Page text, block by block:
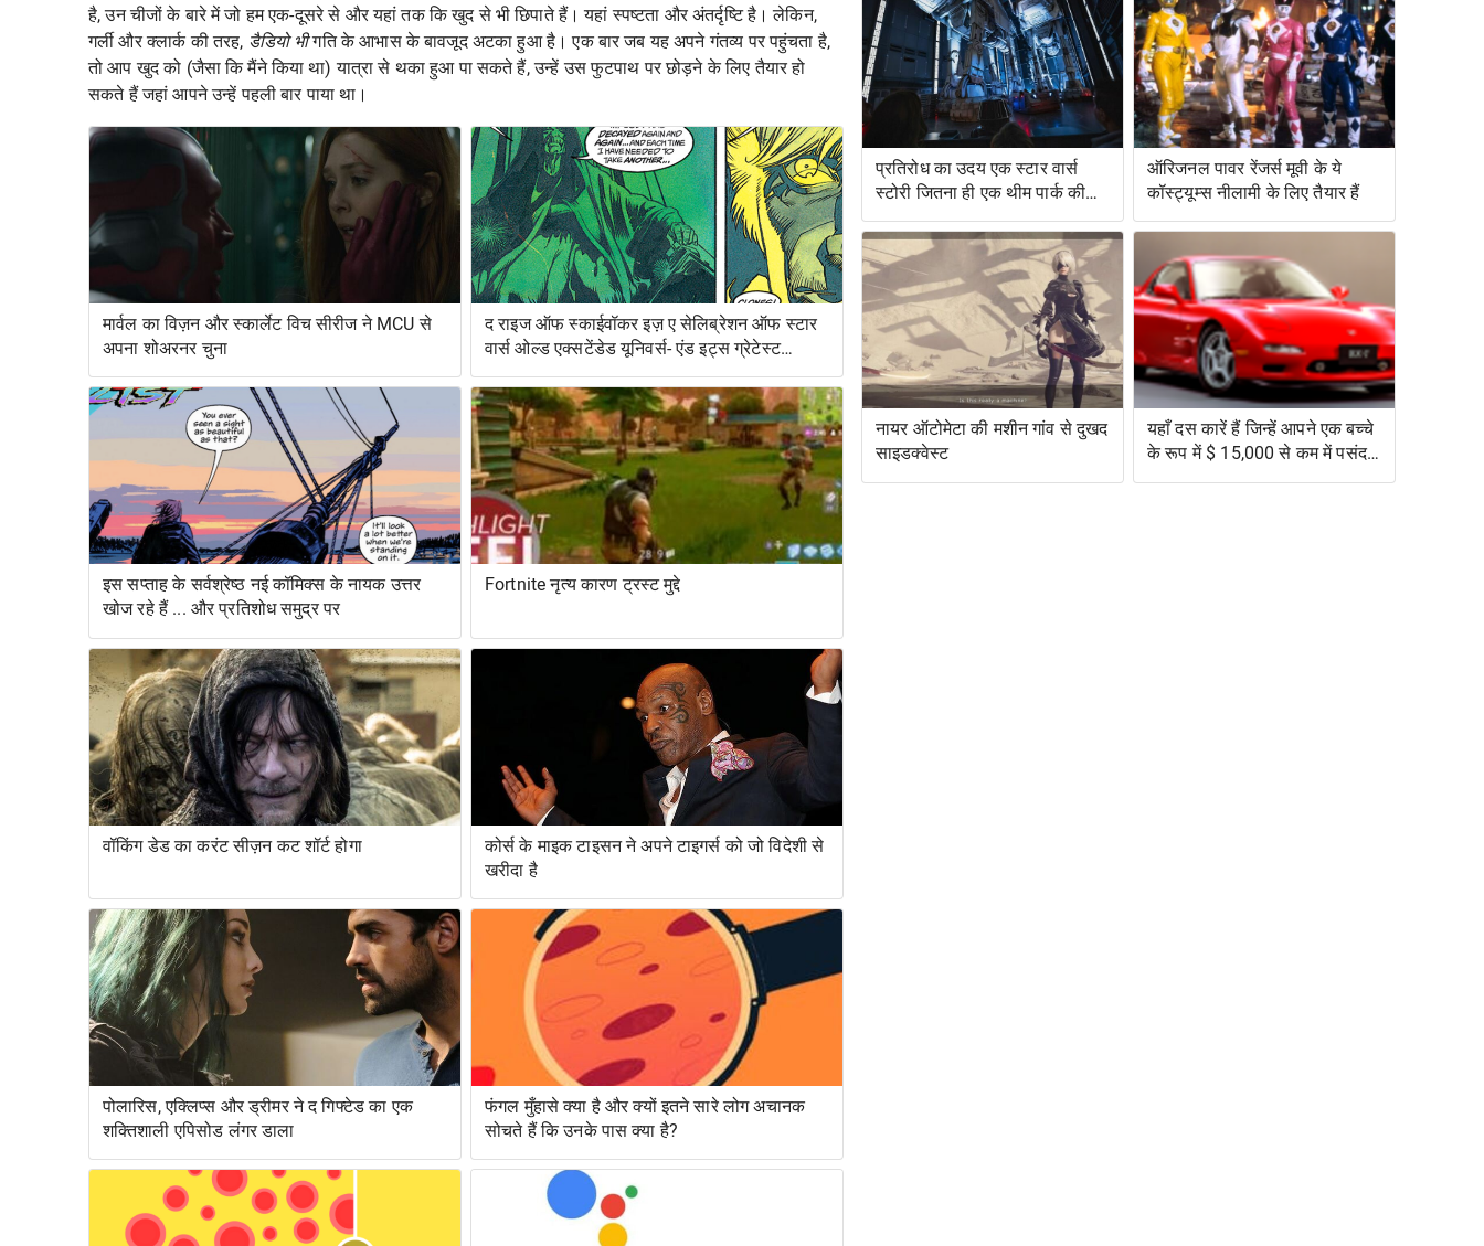
है, उन चीजों के बारे में जो हम एक-दूसरे से और यहां तक ​​कि खुद से भी छिपाते हैं। यहां स्पष्टता और अंतर्दृष्टि है। लेकिन,
गर्ली और क्लार्क की तरह, डैडियो भीगति के आभास के बावजूद अटका हुआ है। एक बार जब यह अपने गंतव्य पर पहुंचता है,
तो आप खुद को (जैसा कि मैंने किया था) यात्रा से थका हुआ पा सकते हैं, उन्हें उस फुटपाथ पर छोड़ने के लिए तैयार हो
सकते हैं जहां आपने उन्हें पहली बार पाया था।
मार्वल का विज़न और स्कार्लेट विच सीरीज ने MCU से
अपना शोअरनर चुना
द राइज ऑफ स्काईवॉकर इज़ ए सेलिब्रेशन ऑफ स्टार
वार्स ओल्ड एक्सटेंडेड यूनिवर्स- एंड इट्स ग्रेटेस्ट
रेस्ट्यूडिएशन
इस सप्ताह के सर्वश्रेष्ठ नई कॉमिक्स के नायक उत्तर
खोज रहे हैं ... और प्रतिशोध समुद्र पर
Fortnite नृत्य कारण ट्रस्ट मुद्दे
वॉकिंग डेड का करंट सीज़न कट शॉर्ट होगा
कोर्स के माइक टाइसन ने अपने टाइगर्स को जो विदेशी से
खरीदा है
पोलारिस, एक्लिप्स और ड्रीमर ने द गिफ्टेड का एक
शक्तिशाली एपिसोड लंगर डाला
फंगल मुँहासे क्या है और क्यों इतने सारे लोग अचानक
सोचते हैं कि उनके पास क्या है?
प्रतिरोध का उदय एक स्टार वार्स
स्टोरी जितना ही एक थीम पार्क की
सवारी है
ऑरिजनल पावर रेंजर्स मूवी के ये
कॉस्ट्यूम्स नीलामी के लिए तैयार हैं
नायर ऑटोमेटा की मशीन गांव से दुखद
साइडक्वेस्ट
यहाँ दस कारें हैं जिन्हें आपने एक बच्चे
के रूप में $ 15,000 से कम में पसंद
किया था